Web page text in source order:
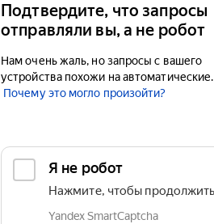
Подтвердите, что запросы
отправляли вы, а не робот
Нам очень жаль, но запросы с вашего
устройства похожи на автоматические.
Почему это могло произойти?